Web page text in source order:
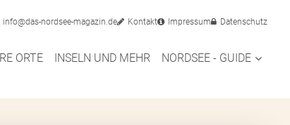
info@das-nordsee-magazin.de Kontakt Impressum Datenschutz
ORTE INSELN UND MEHR NORDSEE - GUIDE